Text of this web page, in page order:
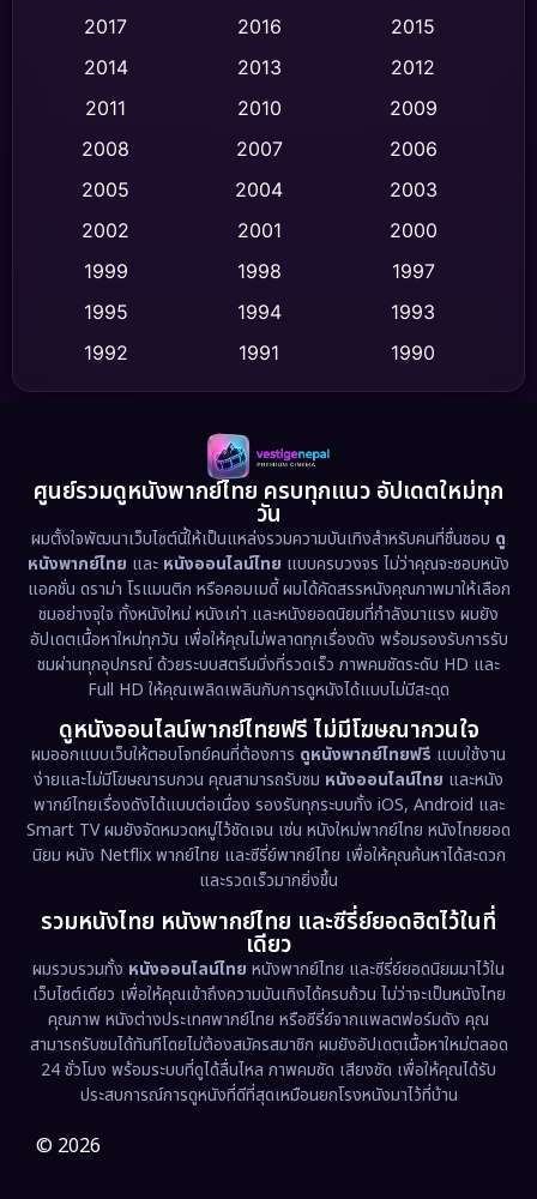
Comedy ตลก (454)
Crime อาชญากรรม (532)
Cult Film
Dance เต้น (10)
Detective สืบสวน (62)
Disaster (13)
Disney+ (5)
Documentary สารคดี (94)
Drama ดราม่า (1,513)
Dystopian (17)
Emotional (61)
Epic มหากาพย์ (227)
Erotic (36)
Family ครอบครัว (375)
Fantasy จินตนาการ (338)
Fiction (9)
Film (57)
Gothic
2017
2016
2015
2014
2013
2012
2011
2010
2009
2008
2007
2006
2005
2004
2003
2002
2001
2000
1999
1998
1997
1995
1994
1993
1992
1991
1990
1989
1988
1986
1983
1978
1974
1962
ศูนย์รวมดูหนังพากย์ไทย ครบทุกแนว อัปเดตใหม่ทุก
วัน
ผมตั้งใจพัฒนาเว็บไซต์นี้ให้เป็นแหล่งรวมความบันเทิงสำหรับคนที่ชื่นชอบ ดู
หนังพากย์ไทย และ หนังออนไลน์ไทย แบบครบวงจร ไม่ว่าคุณจะชอบหนัง
แอคชั่น ดราม่า โรแมนติก หรือคอมเมดี้ ผมได้คัดสรรหนังคุณภาพมาให้เลือก
ชมอย่างจุใจ ทั้งหนังใหม่ หนังเก่า และหนังยอดนิยมที่กำลังมาแรง ผมยัง
อัปเดตเนื้อหาใหม่ทุกวัน เพื่อให้คุณไม่พลาดทุกเรื่องดัง พร้อมรองรับการรับ
ชมผ่านทุกอุปกรณ์ ด้วยระบบสตรีมมิ่งที่รวดเร็ว ภาพคมชัดระดับ HD และ
Full HD ให้คุณเพลิดเพลินกับการดูหนังได้แบบไม่มีสะดุด
ดูหนังออนไลน์พากย์ไทยฟรี ไม่มีโฆษณากวนใจ
ผมออกแบบเว็บให้ตอบโจทย์คนที่ต้องการ ดูหนังพากย์ไทยฟรี แบบใช้งาน
ง่ายและไม่มีโฆษณารบกวน คุณสามารถรับชม หนังออนไลน์ไทย และหนัง
พากย์ไทยเรื่องดังได้แบบต่อเนื่อง รองรับทุกระบบทั้ง iOS, Android และ
Smart TV ผมยังจัดหมวดหมู่ไว้ชัดเจน เช่น หนังใหม่พากย์ไทย หนังไทยยอด
นิยม หนัง Netflix พากย์ไทย และซีรี่ย์พากย์ไทย เพื่อให้คุณค้นหาได้สะดวก
และรวดเร็วมากยิ่งขึ้น
รวมหนังไทย หนังพากย์ไทย และซีรี่ย์ยอดฮิตไว้ในที่
เดียว
ผมรวบรวมทั้ง หนังออนไลน์ไทย หนังพากย์ไทย และซีรี่ย์ยอดนิยมมาไว้ใน
เว็บไซต์เดียว เพื่อให้คุณเข้าถึงความบันเทิงได้ครบถ้วน ไม่ว่าจะเป็นหนังไทย
คุณภาพ หนังต่างประเทศพากย์ไทย หรือซีรี่ย์จากแพลตฟอร์มดัง คุณ
สามารถรับชมได้ทันทีโดยไม่ต้องสมัครสมาชิก ผมยังอัปเดตเนื้อหาใหม่ตลอด
24 ชั่วโมง พร้อมระบบที่ดูได้ลื่นไหล ภาพคมชัด เสียงชัด เพื่อให้คุณได้รับ
ประสบการณ์การดูหนังที่ดีที่สุดเหมือนยกโรงหนังมาไว้ที่บ้าน
© 2026